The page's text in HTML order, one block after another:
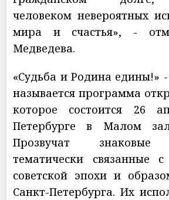
человеком невероятных
мира и счастья», -
Медведева.
«Судьба и Родина едины!»
называется программа
которое состоится 26
Петербурге в Малом
Прозвучат знаковые
тематически связанные с
советской эпохи и
Санкт-Петербурга. Их